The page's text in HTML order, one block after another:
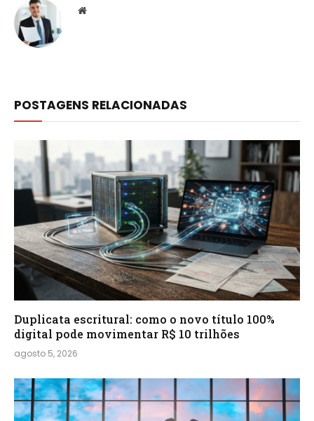
Website
POSTAGENS RELACIONADAS
Duplicata escritural: como o novo título 100%
digital pode movimentar R$ 10 trilhões
agosto 5, 2026